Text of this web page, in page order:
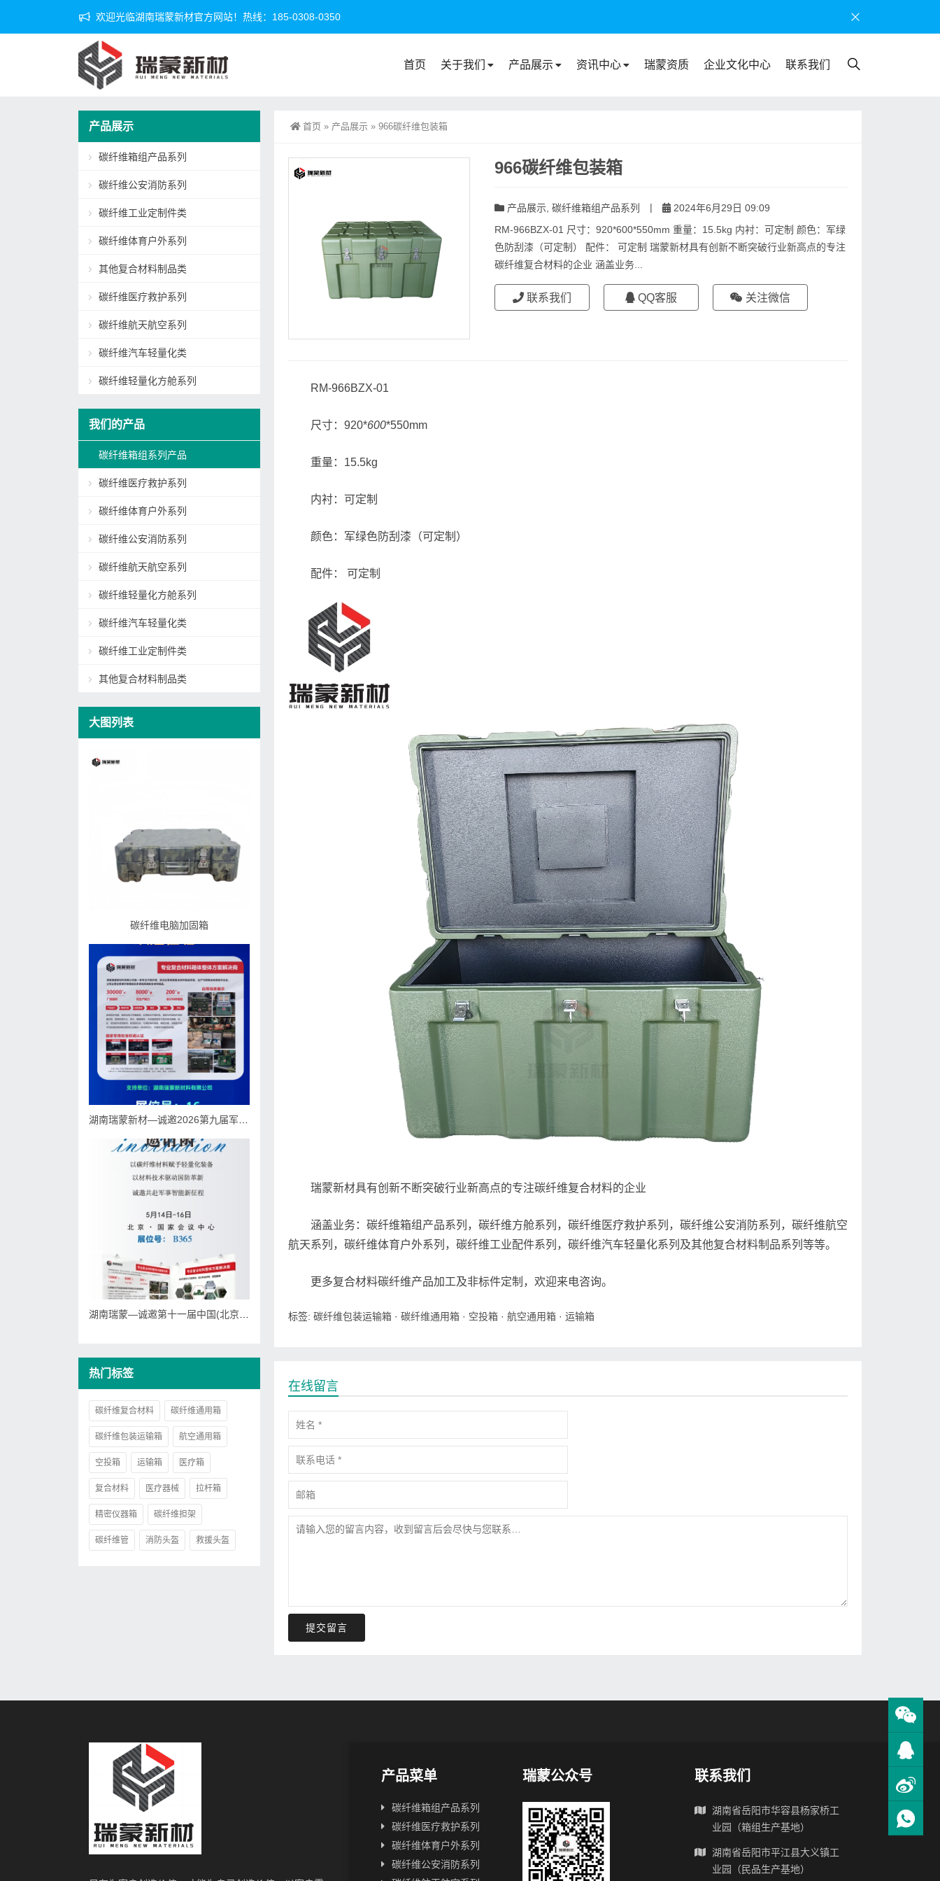
欢迎光临湖南瑞蒙新材官方网站！热线：185-0308-0350
首页 关于我们 产品展示 资讯中心 瑞蒙资质 企业文化中心 联系我们
首页 » 产品展示 » 966碳纤维包装箱
966碳纤维包装箱
产品展示 碳纤维箱组产品系列 |
2024年6月29日 09:09
RM-966BZX-01 尺寸：920*600*550mm 重量：15.5kg 内衬：可定制 颜色：军绿
色防刮漆（可定制） 配件： 可定制 瑞蒙新材具有创新不断突破行业新高点的专注
碳纤维复合材料的企业 涵盖业务...
联系我们 QQ客服 关注微信
RM-966BZX-01
尺寸：920*600*550mm
重量：15.5kg
内衬：可定制
颜色：军绿色防刮漆（可定制）
配件： 可定制
瑞蒙新材具有创新不断突破行业新高点的专注碳纤维复合材料的企业
涵盖业务：碳纤维箱组产品系列，碳纤维方舱系列，碳纤维医疗救护系列，碳纤维公安消防系列，碳纤维航空
航天系列，碳纤维体育户外系列，碳纤维工业配件系列，碳纤维汽车轻量化系列及其他复合材料制品系列等等。
更多复合材料碳纤维产品加工及非标件定制，欢迎来电咨询。
标签: 碳纤维包装运输箱 · 碳纤维通用箱 · 空投箱 · 航空通用箱 · 运输箱
在线留言
提交留言
产品展示
碳纤维箱组产品系列
碳纤维公安消防系列
碳纤维工业定制件类
碳纤维体育户外系列
其他复合材料制品类
碳纤维医疗救护系列
碳纤维航天航空系列
碳纤维汽车轻量化类
碳纤维轻量化方舱系列
我们的产品
碳纤维箱组系列产品
碳纤维医疗救护系列
碳纤维体育户外系列
碳纤维公安消防系列
碳纤维航天航空系列
碳纤维轻量化方舱系列
碳纤维汽车轻量化类
碳纤维工业定制件类
其他复合材料制品类
大图列表
碳纤维电脑加固箱
热门标签
碳纤维复合材料 碳纤维通用箱
碳纤维包装运输箱 航空通用箱
空投箱 运输箱 医疗箱
复合材料 医疗器械 拉杆箱
精密仪器箱 碳纤维担架
碳纤维管 消防头盔 救援头盔
产品菜单
碳纤维箱组产品系列
碳纤维医疗救护系列
碳纤维体育户外系列
碳纤维公安消防系列
瑞蒙公众号 联系我们
湖南省岳阳市华容县杨家桥工
业园（箱组生产基地）
湖南省岳阳市平江县大义镇工
业园（民品生产基地）